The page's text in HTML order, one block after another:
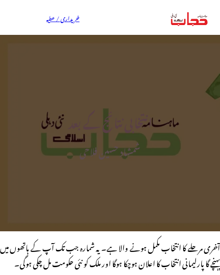
خریداری / عطیہ
انتخابی نتائج کے بعد
شمشاد حسین فلاحی
آخری مرحلے کا انتخاب مکمل ہونے والا ہے۔ یہ شمارہ جب تک آپ کے ہاتھوں میں
پہنچے گا پارلیمانی انتخاب کا اعلان ہوچکا ہوگا اور ملک کو نئی حکومت مل چکی ہوگی۔